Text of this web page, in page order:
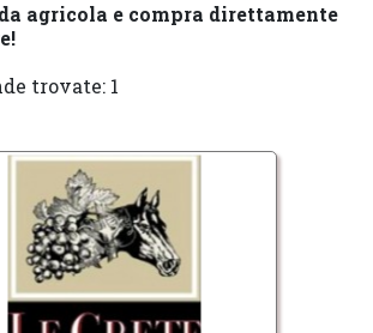
agricola e compra direttamente
trovate: 1